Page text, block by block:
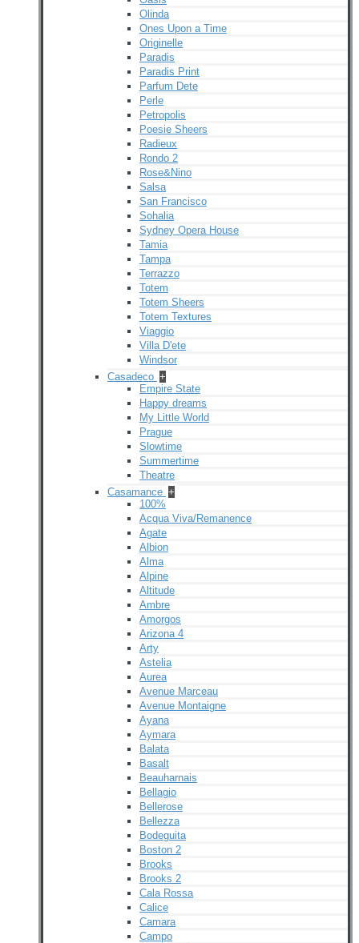
Olinda
Ones Upon a Time
Originelle
Paradis
Paradis Print
Parfum Dete
Perle
Petropolis
Poesie Sheers
Radieux
Rondo 2
Rose&Nino
Salsa
San Francisco
Sohalia
Sydney Opera House
Tamia
Tampa
Terrazzo
Totem
Totem Sheers
Totem Textures
Viaggio
Villa D'ete
Windsor
Casadeco +
Empire State
Happy dreams
My Little World
Prague
Slowtime
Summertime
Theatre
Casamance +
100%
Acqua Viva/Remanence
Agate
Albion
Alma
Alpine
Altitude
Ambre
Amorgos
Arizona 4
Arty
Astelia
Aurea
Avenue Marceau
Avenue Montaigne
Ayana
Aymara
Balata
Basalt
Beauharnais
Bellagio
Bellerose
Bellezza
Bodeguita
Boston 2
Brooks
Brooks 2
Cala Rossa
Calice
Camara
Campo